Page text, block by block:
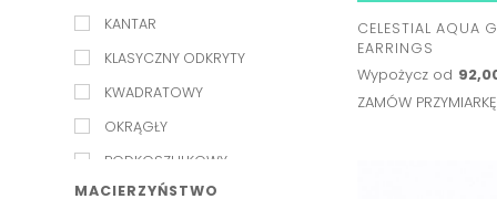
KANTAR
KLASYCZNY ODKRYTY
KWADRATOWY
OKRĄGŁY
PODKOSZULKOWY
SERDUSZKO
MACIERZYŃSTWO
CELESTIAL AQUA
EARRINGS
Wypożycz od
ZAMÓW PRZYMIARKĘ